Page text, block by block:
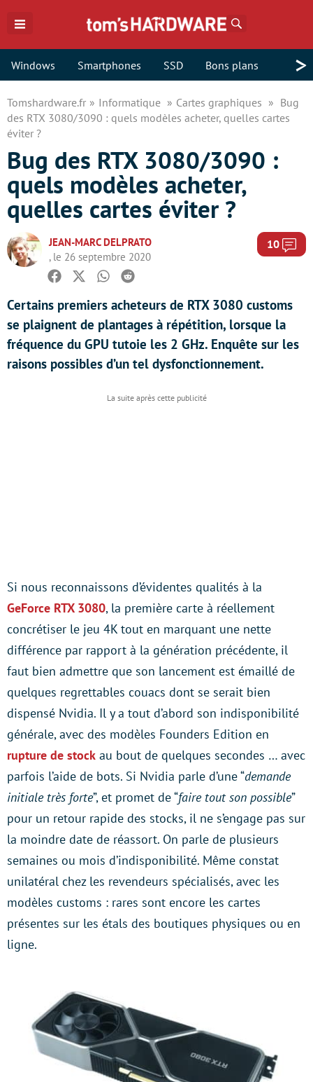
Windows Smartphones SSD Bons plans >
Tomshardware.fr Informatique Cartes graphiques
Bug
des RTX 3080/3090 : quels modèles acheter, quelles cartes
éviter ?
Bug des RTX 3080/3090 :
quels modèles acheter,
quelles cartes éviter ?
JEAN-MARC DELPRATO
, le 26 septembre 2020
10
Facebook
TwitterWhatsapp
Reddit
Certains premiers acheteurs de RTX 3080 customs
se plaignent de plantages à répétition, lorsque la
fréquence du GPU tutoie les 2 GHz. Enquête sur les
raisons possibles d’un tel dysfonctionnement.
Si nous reconnaissons d’évidentes qualités à la
GeForce RTX 3080, la première carte à réellement
concrétiser le jeu 4K tout en marquant une nette
différence par rapport à la génération précédente, il
faut bien admettre que son lancement est émaillé de
quelques regrettables couacs dont se serait bien
dispensé Nvidia. Il y a tout d’abord son indisponibilité
générale, avec des modèles Founders Edition en
rupture de stock au bout de quelques secondes … avec
parfois l’aide de bots. Si Nvidia parle d’une “demande
initiale très forte”, et promet de “faire tout son possible”
pour un retour rapide des stocks, il ne s’engage pas sur
la moindre date de réassort. On parle de plusieurs
semaines ou mois d’indisponibilité. Même constat
unilatéral chez les revendeurs spécialisés, avec les
modèles customs : rares sont encore les cartes
présentes sur les étals des boutiques physiques ou en
ligne.